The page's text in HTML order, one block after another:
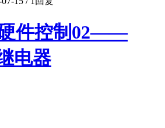
件控制02——
电器